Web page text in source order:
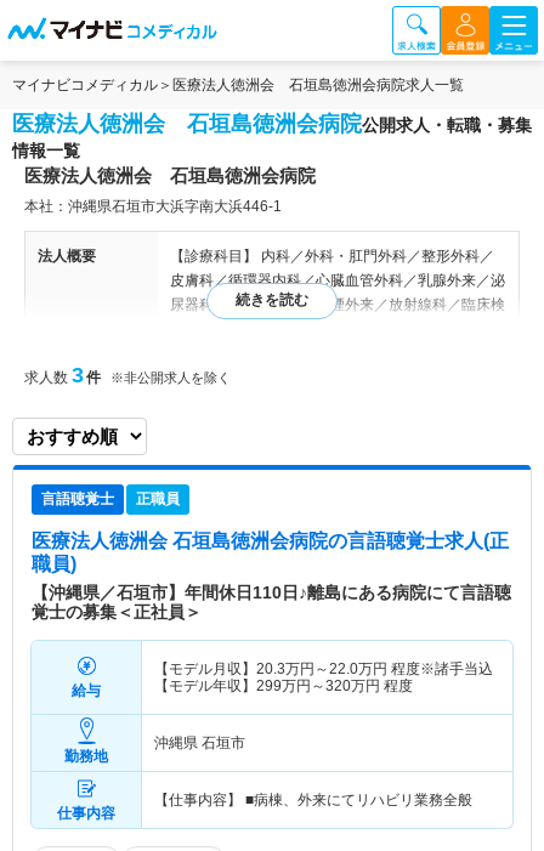
マイナビコメディカル 医療法人徳洲会 石垣島徳洲会病院求人一覧
医療法人徳洲会 石垣島徳洲会病院公開求人・転職・募集
情報一覧
医療法人徳洲会 石垣島徳洲会病院
本社：沖縄県石垣市大浜字南大浜446-1
法人概要
【診療科目】 内科／外科・肛門外科／整形外科／
皮膚科／循環器内科／心臓血管外科／乳腺外来／泌
尿器科／人工透析科／禁煙外来／放射線科／臨床検
療など、地域の病院間との連携を心掛けておりま
求人数 3件 ※非公開求人を除く
言語聴覚士 正職員
医療法人徳洲会 石垣島徳洲会病院の言語聴覚士求人(正
職員)
【沖縄県／石垣市】年間休日110日♪離島にある病院にて言語聴
覚士の募集＜正社員＞
給与
【モデル月収】 20.3万円～22.0万円 程度※諸手当込
【モデル年収】 299万円～320万円 程度
勤務地
沖縄県 石垣市
仕事内容
【仕事内容】 ■病棟、外来にてリハビリ業務全般